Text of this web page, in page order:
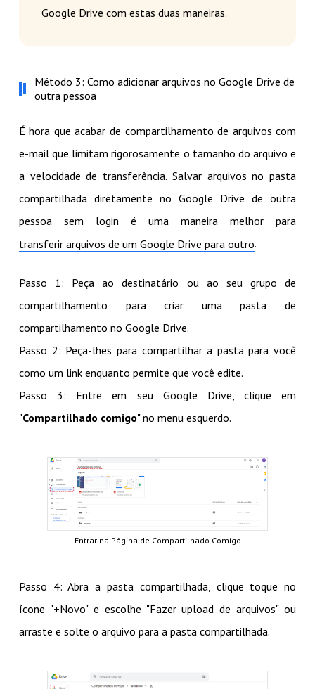
Google Drive com estas duas maneiras.
Método 3: Como adicionar arquivos no Google Drive de
outra pessoa
É hora que acabar de compartilhamento de arquivos com
e-mail que limitam rigorosamente o tamanho do arquivo e
a velocidade de transferência. Salvar arquivos no pasta
compartilhada diretamente no Google Drive de outra
pessoa sem login é uma maneira melhor para
transferir arquivos de um Google Drive para outro.
Passo 1: Peça ao destinatário ou ao seu grupo de
compartilhamento para criar uma pasta de
compartilhamento no Google Drive.
Passo 2: Peça-lhes para compartilhar a pasta para você
como um link enquanto permite que você edite.
Passo 3: Entre em seu Google Drive, clique em
"Compartilhado comigo" no menu esquerdo.
Entrar na Página de Compartilhado Comigo
Passo 4: Abra a pasta compartilhada, clique toque no
ícone "+Novo" e escolhe "Fazer upload de arquivos" ou
arraste e solte o arquivo para a pasta compartilhada.